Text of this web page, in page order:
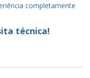
completamente
técnica!